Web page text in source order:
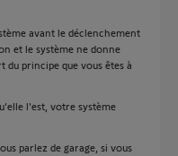
avant le déclenchement
et le système ne donne
principe que vous êtes à
l'est, votre système
parlez de garage, si vous